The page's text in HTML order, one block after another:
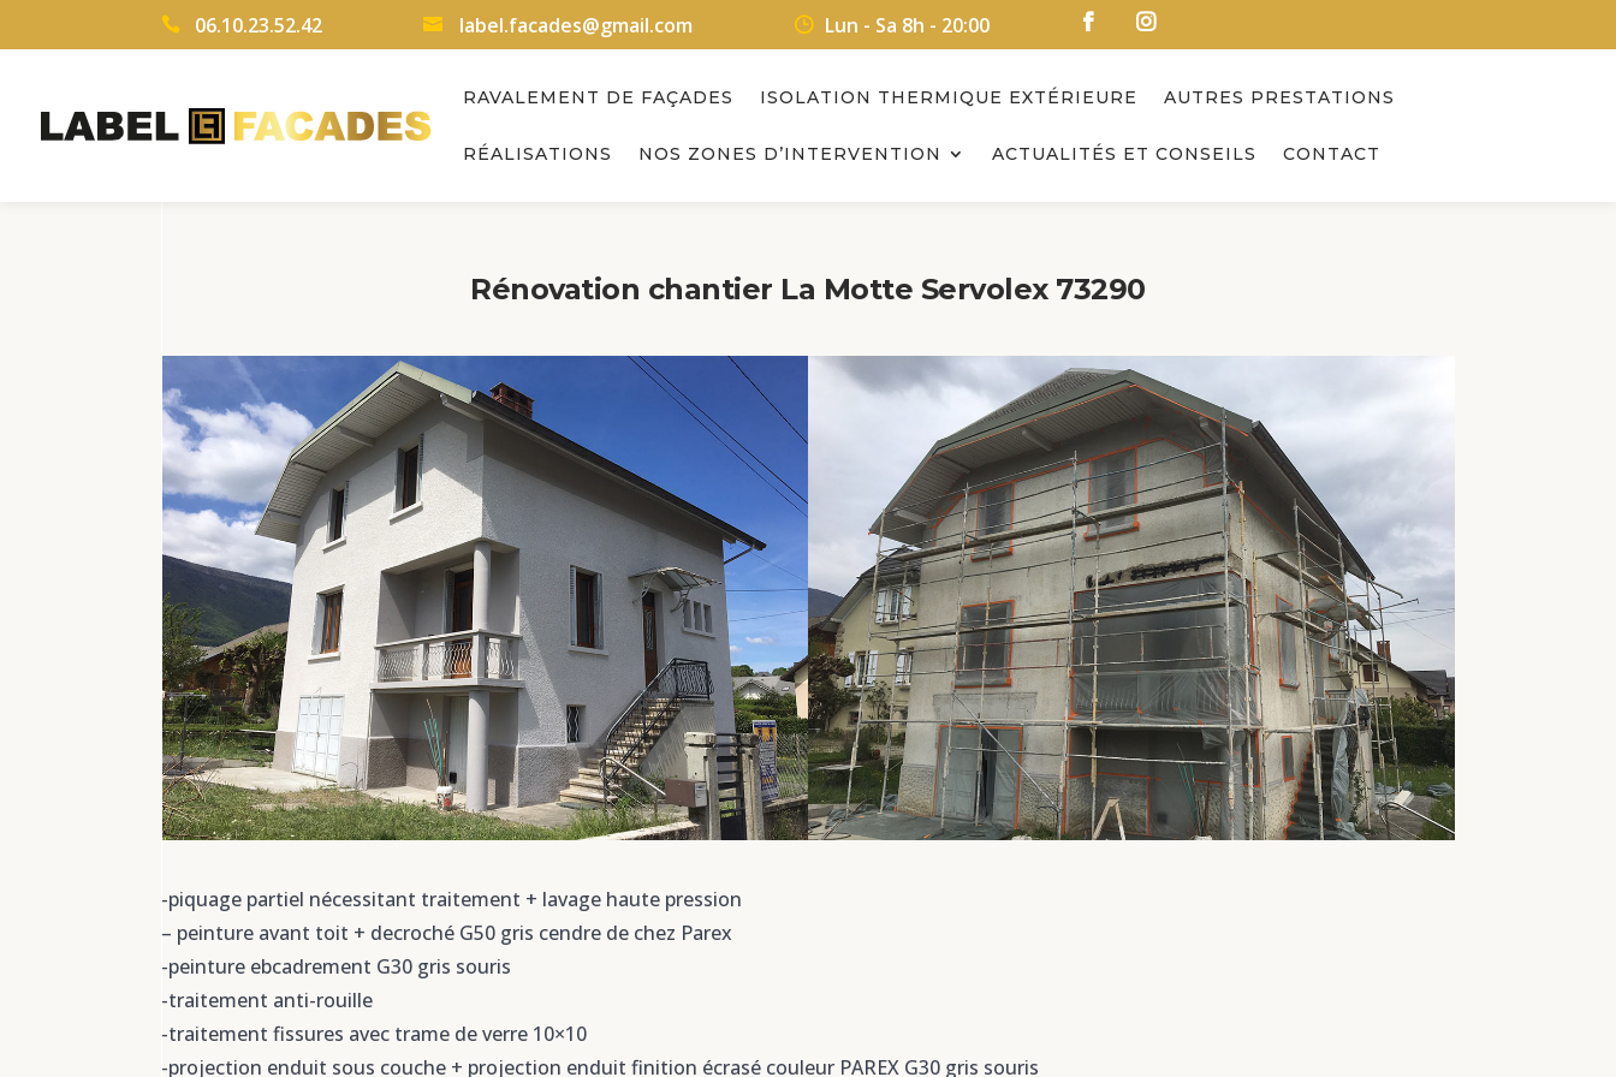
06.10.23.52.42 label.facades@gmail.com Lun - Sa 8h - 20:00
RAVALEMENT DE FAÇADES ISOLATION THERMIQUE EXTÉRIEURE AUTRES PRESTATIONS
RÉALISATIONS NOS ZONES D’INTERVENTION ACTUALITÉS ET CONSEILS CONTACT
Rénovation chantier La Motte Servolex 73290
-piquage partiel nécessitant traitement + lavage haute pression
– peinture avant toit + decroché G50 gris cendre de chez Parex
-peinture ebcadrement G30 gris souris
-traitement anti-rouille
-traitement fissures avec trame de verre 10×10
-projection enduit sous couche + projection enduit finition écrasé couleur PAREX G30 gris souris